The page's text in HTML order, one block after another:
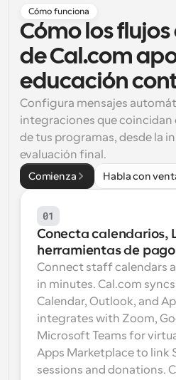
Programación
impulsadas
Flujos de trabajo
Automatiza la
Blog
Mantente al día con las
Reuniones Instantáneas
Reúnete con clientes en
Enlaces de Grupo
Reserva reuniones de
Webhooks
Recibe notificaciones
Cómo funciona
Cómo los
de Cal.com
educación
Configura mensajes
integraciones que
de tus programas, desde la
evaluación final.
Comienza Habla con
01
Conecta calendarios,
herramientas de pago
Connect staff calendars
in minutes. Cal.com
Calendar, Outlook, and
integrates with Zoom,
Microsoft Teams for
Apps Marketplace to link
sessions and donations.